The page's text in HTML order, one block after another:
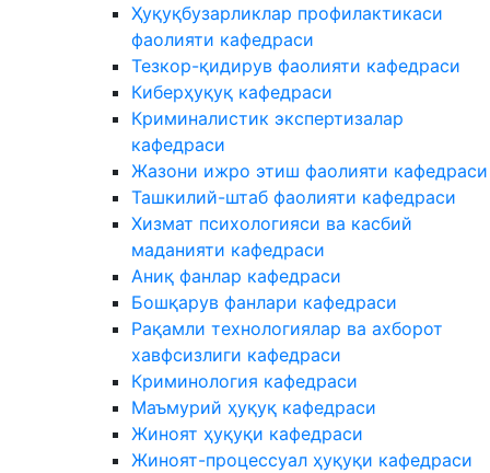
Ҳуқуқбузарликлар профилактикаси
фаолияти кафедраси
Тезкор-қидирув фаолияти кафедраси
Киберҳуқуқ кафедраси
Криминалистик экспертизалар
кафедраси
Жазони ижро этиш фаолияти кафедраси
Ташкилий-штаб фаолияти кафедраси
Хизмат психологияси ва касбий
маданияти кафедраси
Аниқ фанлар кафедраси
Бошқарув фанлари кафедраси
Рақамли технологиялар ва ахборот
хавфсизлиги кафедраси
Криминология кафедраси
Маъмурий ҳуқуқ кафедраси
Жиноят ҳуқуқи кафедраси
Жиноят-процессуал ҳуқуқи кафедраси